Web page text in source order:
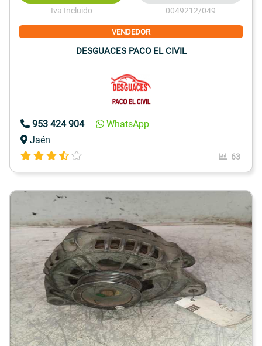
Iva Incluido 0049212/049
VENDEDOR
DESGUACES PACO EL CIVIL
953 424 904
WhatsApp
Jaén
63